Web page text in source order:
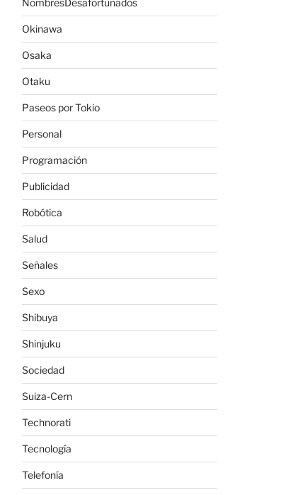
NombresDesafortunados
Okinawa
Osaka
Otaku
Paseos por Tokio
Personal
Programación
Publicidad
Robótica
Salud
Señales
Sexo
Shibuya
Shinjuku
Sociedad
Suiza-Cern
Technorati
Tecnología
Telefonía